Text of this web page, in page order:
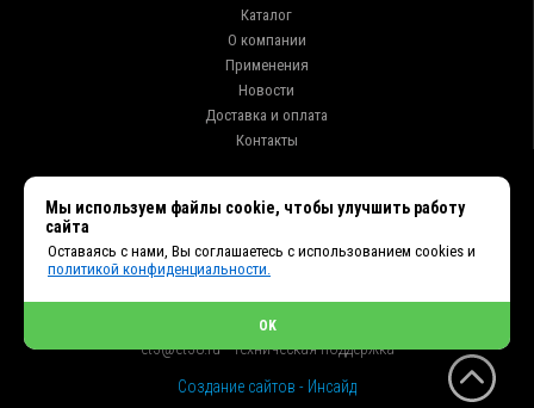
Каталог
О компании
Применения
Новости
Доставка и оплата
Контакты
+7 (914) 010-76-83, 8 (3952) 93-27-93 - Отдел продаж
+7 (950) 075-85-99 - Техническая поддержка
et2@et38.ru - Отдел продаж
et3@et38.ru - Техническая поддержка
Создание сайтов - Инсайд
Мы используем файлы cookie, чтобы улучшить работу
сайта
Оставаясь с нами, Вы соглашаетесь с использованием cookies и
политикой конфиденциальности.
OK